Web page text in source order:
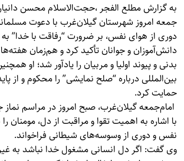
به گزارشمطلع الفجر ،حجت‌الاسلام محسن
جمعه امروز شهرستان گیلان‌غرب با دعوت
دوری از هوای نفس، بر ضرورت “رفاقت با خدا” به
دانش‌آموزان و جوانان تأکید کرد و هم‌زمان
بدنی و پیوند اولیا و مربیان را یادآور شد؛ او
بین‌المللی درباره “صلح نمایشی” را محکوم و از
حمایت کرد.
امام‌جمعه گیلان‌غرب، صبح امروز در مراسم
با اشاره به اهمیت تقوا و مراقبت از دل، مومنان را
نفس و دوری از وسوسه‌های شیطانی فراخواند.
وی گفت: اگر دل انسانی مشغول خدا نباشد به